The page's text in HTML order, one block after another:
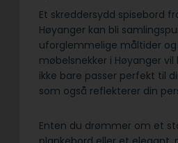
Et skreddersydd spisebord
Høyanger kan bli
uforglemmelige måltider og
møbelsnekker i Høyanger
ikke bare passer perfekt til
som også reflekterer din
Enten du drømmer om et